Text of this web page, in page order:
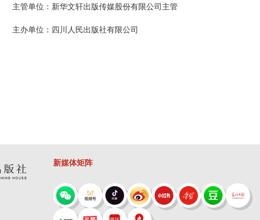
主管单位：新华文轩出版传媒股份有限公司主管
主办单位：四川人民出版社有限公司
新媒体矩阵